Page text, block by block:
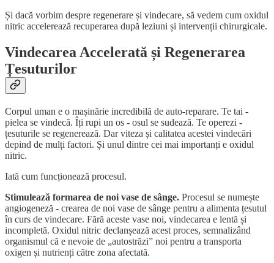
Și dacă vorbim despre regenerare și vindecare, să vedem cum oxidul
nitric accelerează recuperarea după leziuni și intervenții chirurgicale.
Vindecarea Accelerată și Regenerarea
Țesuturilor
Corpul uman e o mașinărie incredibilă de auto-reparare. Te tai -
pielea se vindecă. Îți rupi un os - osul se sudează. Te operezi -
țesuturile se regenerează. Dar viteza și calitatea acestei vindecări
depind de mulți factori. Și unul dintre cei mai importanți e oxidul
nitric.
Iată cum funcționează procesul.
Stimulează formarea de noi vase de sânge. Procesul se numește
angiogeneză - crearea de noi vase de sânge pentru a alimenta țesutul
în curs de vindecare. Fără aceste vase noi, vindecarea e lentă și
incompletă. Oxidul nitric declanșează acest proces, semnalizând
organismul că e nevoie de „autostrăzi” noi pentru a transporta
oxigen și nutrienți către zona afectată.